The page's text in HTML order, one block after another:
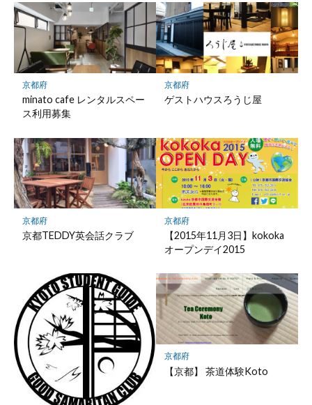
京都府
minato cafe レンタルスペー
ス利用募集
京都府
ゲストハウスろうじ屋
京都府
京都TEDDY英会話クラブ
京都府
【2015年11月3日】kokoka
オープンデイ2015
京都府
【京都】 茶道体験Koto